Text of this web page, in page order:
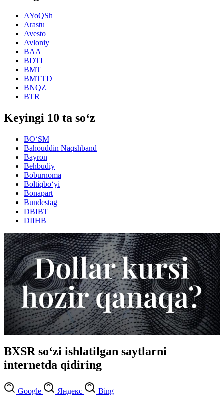
AYoQSh
Arastu
Avesto
Avloniy
BAA
BDTI
BMT
BMTTD
BNQZ
BTR
Keyingi 10 ta so‘z
BO‘SM
Bahouddin Naqshband
Bayron
Behbudiy
Boburnoma
Boltiqbo‘yi
Bonapart
Bundestag
DBIBT
DIIHB
BXSR so‘zi ishlatilgan saytlarni
internetda qidiring
Google Яндекс Bing